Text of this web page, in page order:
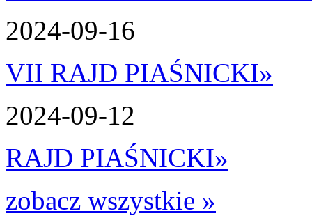
2024-09-16
VII RAJD PIAŚNICKI»
2024-09-12
RAJD PIAŚNICKI»
zobacz wszystkie »